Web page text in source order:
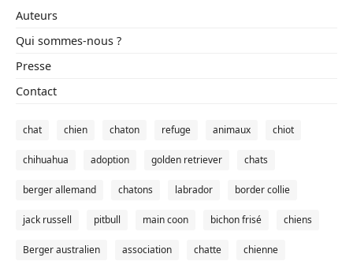
Auteurs
Qui sommes-nous ?
Presse
Contact
chat chien chaton refuge animaux chiot
chihuahua adoption golden retriever chats
berger allemand chatons labrador border collie
jack russell pitbull main coon bichon frisé chiens
Berger australien association chatte chienne